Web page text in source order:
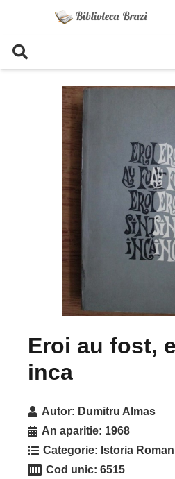
Eroi au fost,
inca
Autor: Dumitru Almas
An aparitie: 1968
Categorie: Istoria
Cod unic:6515